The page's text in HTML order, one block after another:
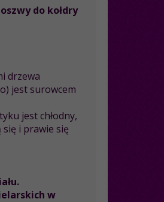
do kołdry
drzewa
jest surowcem
jest chłodny,
i prawie się
w